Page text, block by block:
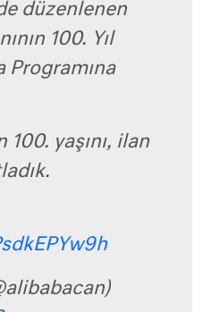
düzenlenen
100. Yıl
Programına
yaşını, ilan